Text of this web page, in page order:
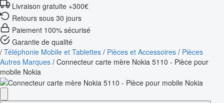
Livraison gratuite +300€
Retours sous 30 jours
Paiement 100% sécurisé
Garantie de qualité
/ Téléphonie Mobile et Tablettes / Pièces et Accessoires / Pièces
Autres Marques / Connecteur carte mère Nokia 5110 - Pièce pour
mobile Nokia